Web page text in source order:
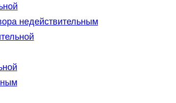
недействительным